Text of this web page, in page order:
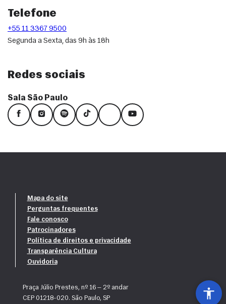
Telefone
+55 11 3367 9500
Segunda a Sexta, das 9h às 18h
Redes sociais
Sala São Paulo
Mapa do site
Perguntas frequentes
Fale conosco
Patrocinadores
Política de direitos e privacidade
Transparência Cultura
Ouvidoria
Praça Júlio Prestes, nº 16 — 2º andar
CEP 01218-020. São Paulo, SP